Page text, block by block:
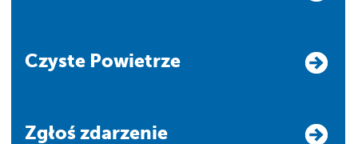
Czyste Powietrze
Zgłoś zdarzenie